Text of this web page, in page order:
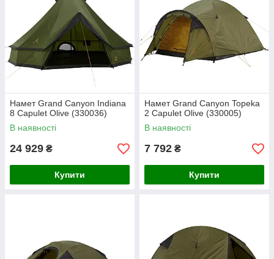
Намет Grand Canyon Indiana
8 Capulet Olive (330036)
В наявності
24 929 ₴
Купити
Намет Grand Canyon Topeka
2 Capulet Olive (330005)
В наявності
7 792 ₴
Купити